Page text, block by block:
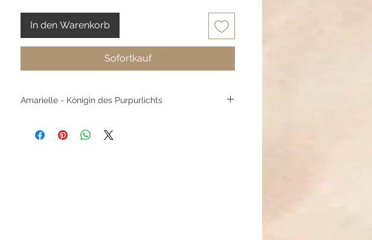
In den Warenkorb
Sofortkauf
Amarielle - Königin des Purpurlichts
Sommernacht. Die schimmernden Polaris-Perlen